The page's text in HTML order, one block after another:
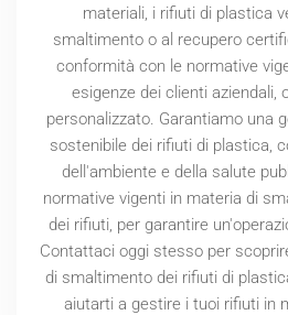
materiali, i rifiuti di plastica
smaltimento o al recupero
conformità con le normative
esigenze dei clienti aziendali,
personalizzato. Garantiamo una
sostenibile dei rifiuti di plastica,
dell'ambiente e della salute
normative vigenti in materia di
dei rifiuti, per garantire
Contattaci oggi stesso per
di smaltimento dei rifiuti di
aiutarti a gestire i tuoi rifiuti in